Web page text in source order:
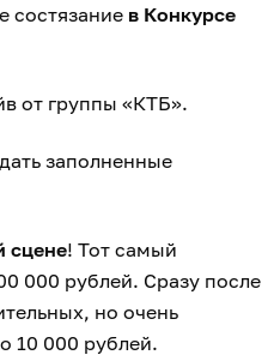
состязание в Конкурсе
от группы «КТБ».
заполненные
сцене! Тот самый
000 рублей. Сразу после
но очень
10 000 рублей.